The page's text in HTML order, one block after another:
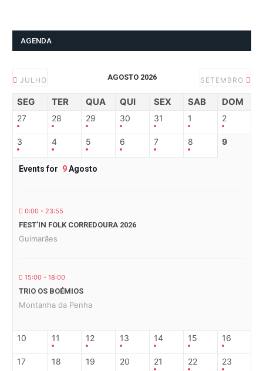
AGENDA
JULHO AGOSTO 2026 SETEMBRO
SEG TER QUA QUI SEX SAB DOM
27 28 29 30 31 1 2
3 4 5 6 7 8 9
Events for 9Agosto
0:00 - 23:55
FEST’IN FOLK CORREDOURA 2026
Guimarães
15:00 - 18:00
TRIO OS BOÉMIOS
Montanha da Penha
10 11 12 13 14 15 16
17 18 19 20 21 22 23